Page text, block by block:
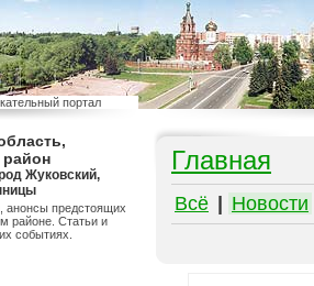
портал
район
Жуковский,
анонсы предстоящих
районе. Статьи и
событиях.
Главная
Всё Новости